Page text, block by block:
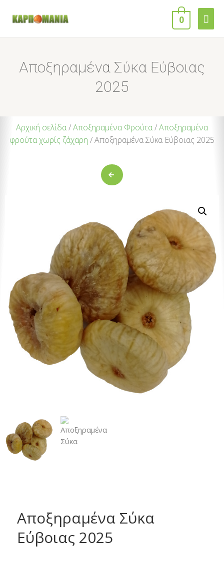
0
Αποξηραμένα Σύκα Εύβοιας
2025
Αρχική σελίδα/Αποξηραμένα Φρούτα/Αποξηραμένα
φρούτα χωρίς ζάχαρη / Αποξηραμένα Σύκα Εύβοιας 2025
Αποξηραμένα Σύκα
Εύβοιας 2025